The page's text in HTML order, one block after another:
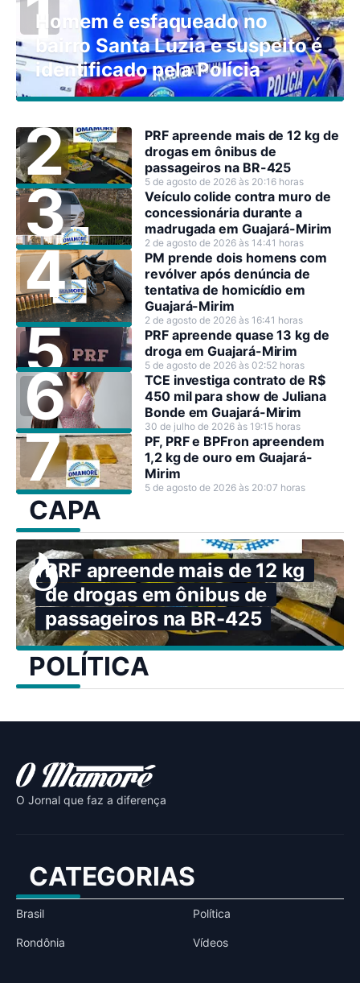
Homem é esfaqueado no
bairro Santa Luzia e suspeito é
identificado pela Polícia
PRF apreende mais de 12 kg de
drogas em ônibus de
passageiros na BR-425
5 de agosto de 2026 às 20:16 horas
Veículo colide contra muro de
concessionária durante a
madrugada em Guajará-Mirim
2 de agosto de 2026 às 14:41 horas
PM prende dois homens com
revólver após denúncia de
tentativa de homicídio em
Guajará-Mirim
2 de agosto de 2026 às 16:41 horas
PRF apreende quase 13 kg de
droga em Guajará-Mirim
5 de agosto de 2026 às 02:52 horas
TCE investiga contrato de R$
450 mil para show de Juliana
Bonde em Guajará-Mirim
30 de julho de 2026 às 19:15 horas
PF, PRF e BPFron apreendem
1,2 kg de ouro em Guajará-
Mirim
5 de agosto de 2026 às 20:07 horas
CAPA
PRF apreende mais de 12 kg
de drogas em ônibus de
passageiros na BR-425
POLÍTICA
O Jornal que faz a diferença
CATEGORIAS
Brasil Política
Rondônia Vídeos